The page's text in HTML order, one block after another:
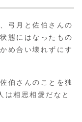
弓月と佐伯さんの
態にはなったもの
め合い壊れずにす
伯さんのことを独
は相思相愛だなと